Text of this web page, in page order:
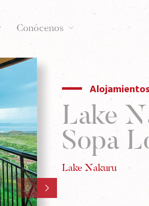
Conócenos
Alojamientos
Lake
Sopa
Lake Nakuru